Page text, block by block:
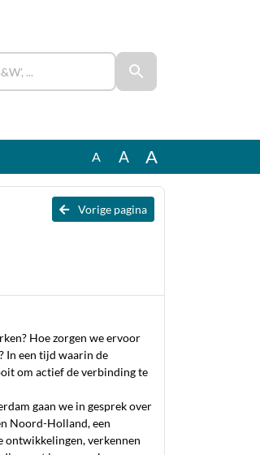
A A A
Vorige pagina
Hoe zorgen we ervoor
In een tijd waarin de
om actief de verbinding te
gaan we in gesprek over
Noord-Holland, een
ontwikkelingen, verkennen